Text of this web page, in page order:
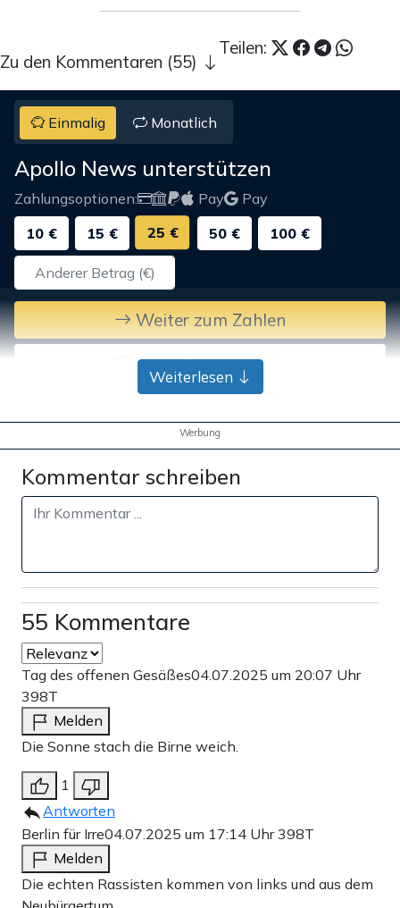
Teilen:
Zu den Kommentaren (55)
Einmalig Monatlich
Apollo News unterstützen
Zahlungsoptionen: Pay
Pay
10 €
15 € 25 € 50 € 100 €
Weiter zum Zahlen
Bank-Überweisung
Weiterlesen
Werbung
Kommentar schreiben
55 Kommentare
Tag des offenen Gesäßes04.07.2025 um 20:07 Uhr
398T
Melden
Die Sonne stach die Birne weich.
1
Antworten
Berlin für Irre04.07.2025 um 17:14 Uhr398T
Melden
Die echten Rassisten kommen von links und aus dem